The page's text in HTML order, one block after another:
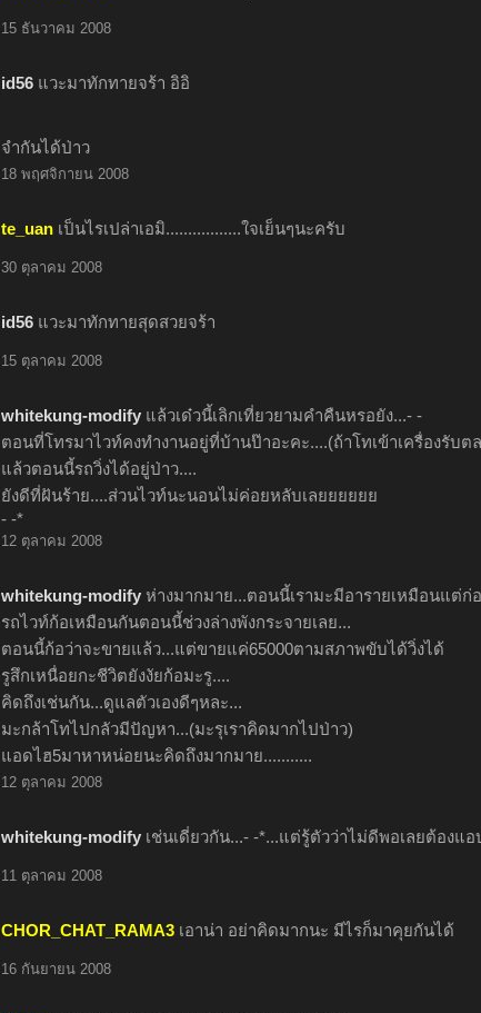
15 ธันวาคม 2008
id56 แวะมาทักทายจร้า อิอิ
จำกันได้ป่าว
18 พฤศจิกายน 2008
te_uan เป็นไรเปล่าเอมิ.................ใจเย็นๆนะครับ
30 ตุลาคม 2008
id56 แวะมาทักทายสุดสวยจร้า
15 ตุลาคม 2008
whitekung-modify แล้วเด๋วนี้เลิกเที่ยวยามคำคืนหรอยัง...- -
ตอนที่โทรมาไวท์คงทำงานอยู่ที่บ้านป๊าอะคะ....(ถ้าโทเข้าเครื่องรับต
แล้วตอนนี้รถวิ่งได้อยู่ป่าว....
ยังดีที่ฝันร้าย....ส่วนไวท์นะนอนไม่ค่อยหลับเลยยยยยย
- -*
12 ตุลาคม 2008
whitekung-modify ห่างมากมาย...ตอนนี้เรามะมีอารายเหมือนแต่
รถไวท์ก้อเหมือนกันตอนนี้ช่วงล่างพังกระจายเลย...
ตอนนี้ก้อว่าจะขายแล้ว...แต่ขายแค่65000ตามสภาพขับได้วิ่งได้
รูสึกเหนื่อยกะชีวิตยังงัยก้อมะรู....
คิดถึงเช่นกัน...ดูแลตัวเองดีๆหละ...
มะกล้าโทไปกลัวมีปัญหา...(มะรุเราคิดมากไปป่าว)
แอดไฮ5มาหาหน่อยนะคิดถึงมากมาย...........
12 ตุลาคม 2008
whitekung-modify เช่นเดี่ยวกัน...- -*...แต่รู้ตัวว่าไม่ดีพอเลยต้องแ
11 ตุลาคม 2008
CHOR_CHAT_RAMA3 เอาน่า อย่าคิดมากนะ มีไรก็มาคุยกันได้
16 กันยายน 2008